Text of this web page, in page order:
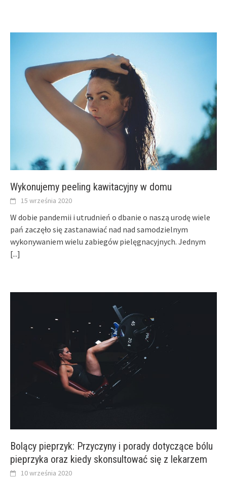
Wykonujemy peeling kawitacyjny w domu
15 września 2020
W dobie pandemii i utrudnień o dbanie o naszą urodę wiele
pań zaczęło się zastanawiać nad nad samodzielnym
wykonywaniem wielu zabiegów pielęgnacyjnych. Jednym
[...]
Bolący pieprzyk: Przyczyny i porady dotyczące bólu
pieprzyka oraz kiedy skonsultować się z lekarzem
10 września 2020